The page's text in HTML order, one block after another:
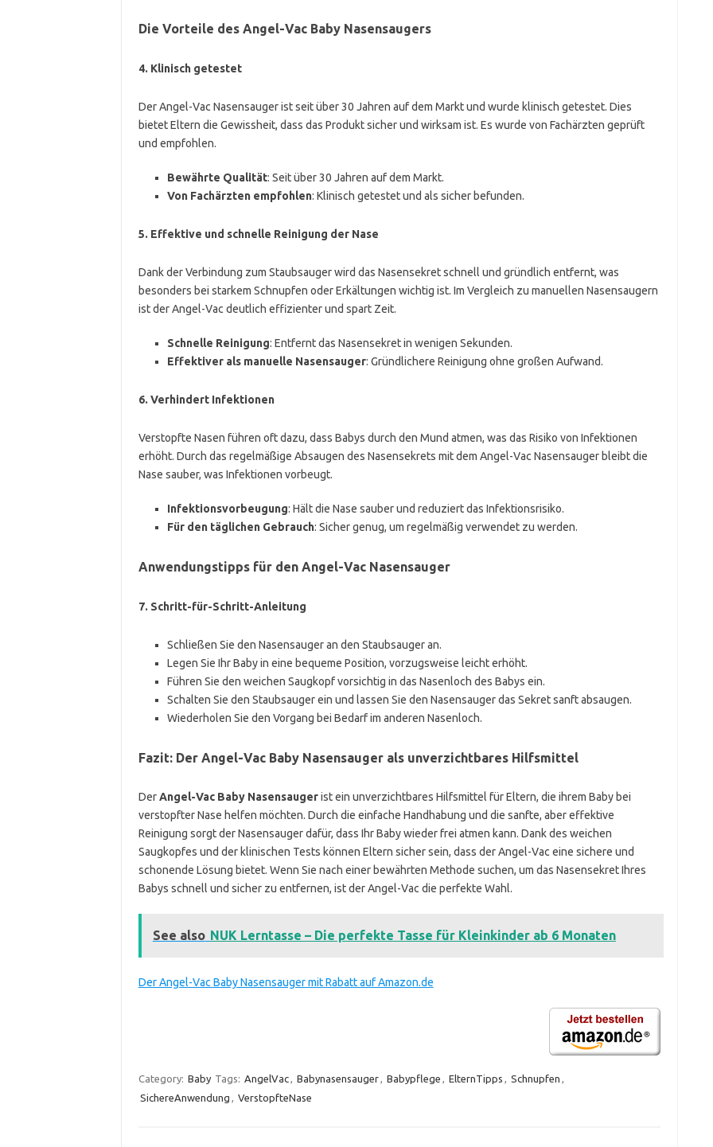
Die Vorteile des Angel-Vac Baby Nasensaugers
4. Klinisch getestet
Der Angel-Vac Nasensauger ist seit über 30 Jahren auf dem Markt und wurde klinisch getestet. Dies
bietet Eltern die Gewissheit, dass das Produkt sicher und wirksam ist. Es wurde von Fachärzten geprüft
und empfohlen.
Bewährte Qualität: Seit über 30 Jahren auf dem Markt.
Von Fachärzten empfohlen: Klinisch getestet und als sicher befunden.
5. Effektive und schnelle Reinigung der Nase
Dank der Verbindung zum Staubsauger wird das Nasensekret schnell und gründlich entfernt, was
besonders bei starkem Schnupfen oder Erkältungen wichtig ist. Im Vergleich zu manuellen Nasensaugern
ist der Angel-Vac deutlich effizienter und spart Zeit.
Schnelle Reinigung: Entfernt das Nasensekret in wenigen Sekunden.
Effektiver als manuelle Nasensauger: Gründlichere Reinigung ohne großen Aufwand.
6. Verhindert Infektionen
Verstopfte Nasen führen oft dazu, dass Babys durch den Mund atmen, was das Risiko von Infektionen
erhöht. Durch das regelmäßige Absaugen des Nasensekrets mit dem Angel-Vac Nasensauger bleibt die
Nase sauber, was Infektionen vorbeugt.
Infektionsvorbeugung: Hält die Nase sauber und reduziert das Infektionsrisiko.
Für den täglichen Gebrauch: Sicher genug, um regelmäßig verwendet zu werden.
Anwendungstipps für den Angel-Vac Nasensauger
7. Schritt-für-Schritt-Anleitung
Schließen Sie den Nasensauger an den Staubsauger an.
Legen Sie Ihr Baby in eine bequeme Position, vorzugsweise leicht erhöht.
Führen Sie den weichen Saugkopf vorsichtig in das Nasenloch des Babys ein.
Schalten Sie den Staubsauger ein und lassen Sie den Nasensauger das Sekret sanft absaugen.
Wiederholen Sie den Vorgang bei Bedarf im anderen Nasenloch.
Fazit: Der Angel-Vac Baby Nasensauger als unverzichtbares Hilfsmittel
DerAngel-Vac Baby Nasensaugerist ein unverzichtbares Hilfsmittel für Eltern, die ihrem Baby bei
verstopfter Nase helfen möchten. Durch die einfache Handhabung und die sanfte, aber effektive
Reinigung sorgt der Nasensauger dafür, dass Ihr Baby wieder frei atmen kann. Dank des weichen
Saugkopfes und der klinischen Tests können Eltern sicher sein, dass der Angel-Vac eine sichere und
schonende Lösung bietet. Wenn Sie nach einer bewährten Methode suchen, um das Nasensekret Ihres
Babys schnell und sicher zu entfernen, ist der Angel-Vac die perfekte Wahl.
See also NUK Lerntasse – Die perfekte Tasse für Kleinkinder ab 6 Monaten
Der Angel-Vac Baby Nasensauger mit Rabatt auf Amazon.de
Category: Baby Tags: AngelVac, Babynasensauger, Babypflege , ElternTipps , Schnupfen ,
SichereAnwendung , VerstopfteNase